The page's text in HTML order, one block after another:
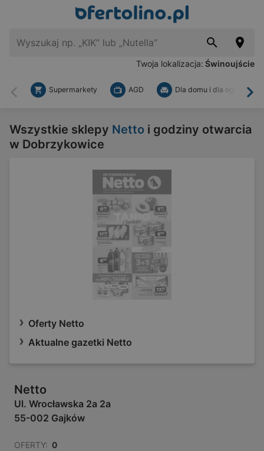
Twoja lokalizacja: Świnoujście
Wstecz
Supermarkety AGD Dla domu i dla ogrodu
Wszystkie sklepy Netto i godziny otwarcia
w Dobrzykowice
Oferty Netto
Aktualne gazetki Netto
Netto
Ul. Wrocławska 2a 2a
55-002 Gajków
OFERTY: 0